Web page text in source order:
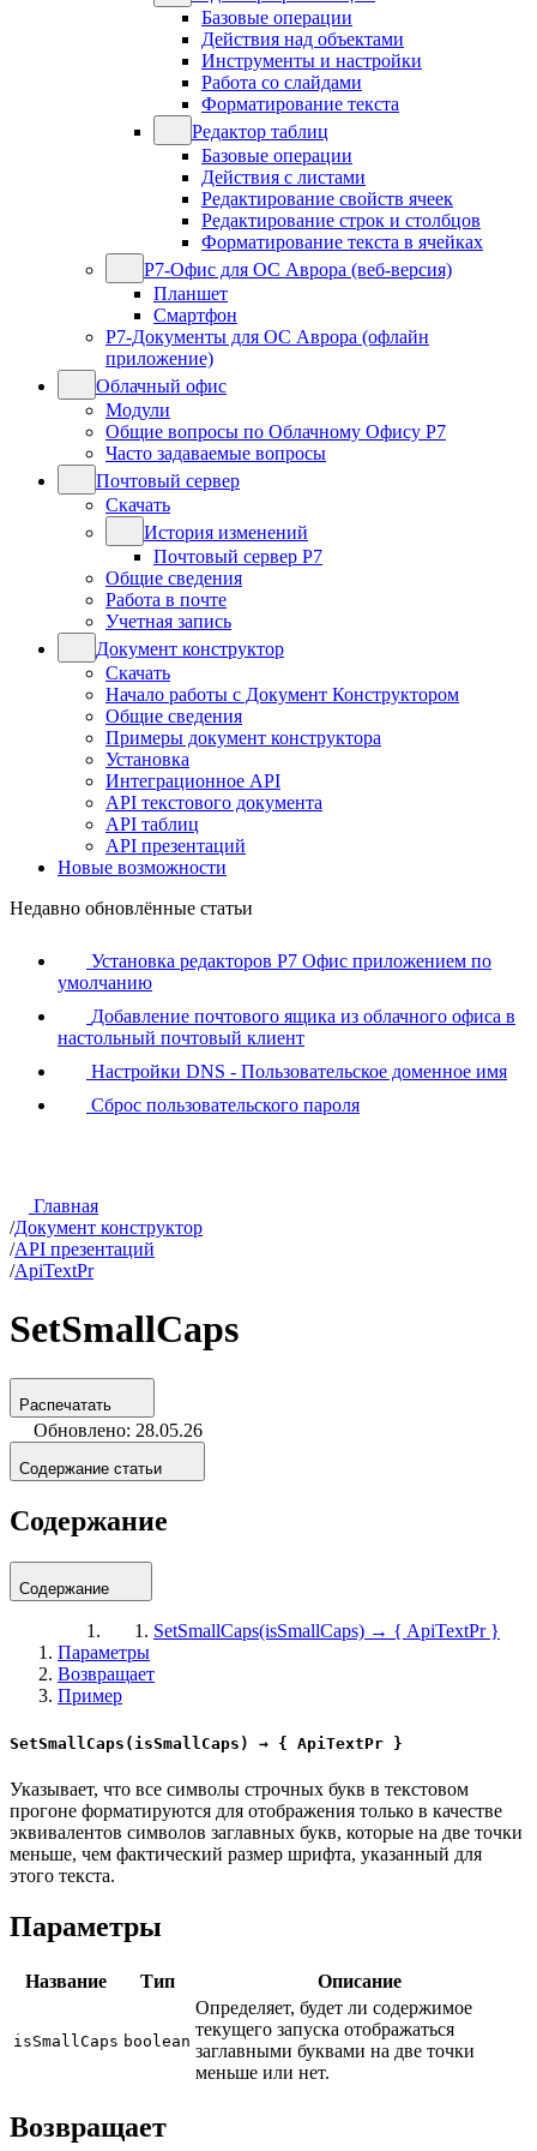
Базовые операции
Действия над объектами
Инструменты и настройки
Работа со слайдами
Форматирование текста
Редактор таблиц
Базовые операции
Действия с листами
Редактирование свойств ячеек
Редактирование строк и столбцов
Форматирование текста в ячейках
Р7-Офис для ОС Аврора (веб-версия)
Планшет
Смартфон
Р7-Документы для ОС Аврора (офлайн
приложение)
Облачный офис
Модули
Общие вопросы по Облачному Офису Р7
Часто задаваемые вопросы
Почтовый сервер
Скачать
История изменений
Почтовый сервер Р7
Общие сведения
Работа в почте
Учетная запись
Документ конструктор
Скачать
Начало работы с Документ Конструктором
Общие сведения
Примеры документ конструктора
Установка
Интеграционное API
API текстового документа
API таблиц
API презентаций
Новые возможности
Недавно обновлённые статьи
Установка редакторов Р7 Офис приложением по
умолчанию
Добавление почтового ящика из облачного офиса в
настольный почтовый клиент
Настройки DNS - Пользовательское доменное имя
Сброс пользовательского пароля
Главная
/Документ конструктор
/API презентаций
/ApiTextPr
SetSmallCaps
Распечатать
Обновлено: 28.05.26
Содержание статьи
Содержание
Содержание
SetSmallCaps(isSmallCaps) → { ApiTextPr }
Параметры
Возвращает
Пример
SetSmallCaps(isSmallCaps) → { ApiTextPr }
Указывает, что все символы строчных букв в текстовом
прогоне форматируются для отображения только в качестве
эквивалентов символов заглавных букв, которые на две точки
меньше, чем фактический размер шрифта, указанный для
этого текста.
Параметры
Название Тип Описание
isSmallCaps boolean
Определяет, будет ли содержимое
текущего запуска отображаться
заглавными буквами на две точки
меньше или нет.
Возвращает